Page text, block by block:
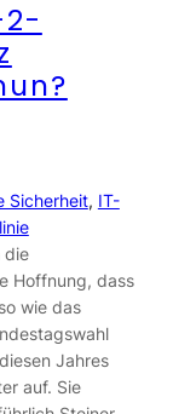
Sicherheit, IT-
die
Hoffnung, dass
wie das
Jahres
auf. Sie